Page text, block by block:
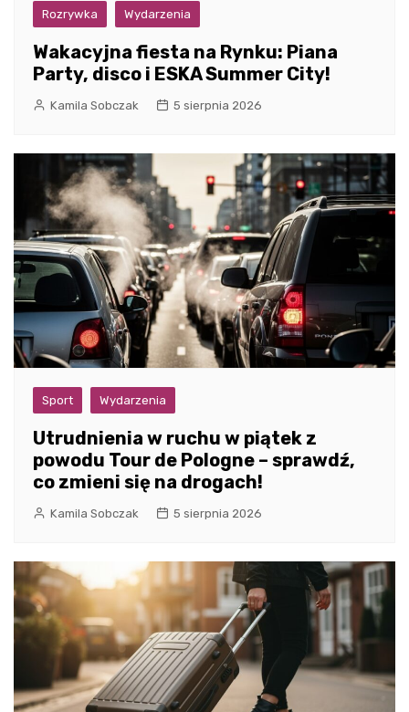
Rozrywka Wydarzenia
Wakacyjna fiesta na Rynku: Piana
Party, disco i ESKA Summer City!
Kamila Sobczak 5 sierpnia 2026
Sport Wydarzenia
Utrudnienia w ruchu w piątek z
powodu Tour de Pologne – sprawdź,
co zmieni się na drogach!
Kamila Sobczak 5 sierpnia 2026